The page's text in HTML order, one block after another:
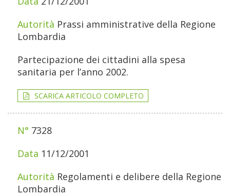
Prassi amministrative della Regione
Lombardia
Partecipazione dei cittadini alla spesa
sanitaria per l’anno 2002.
SCARICA ARTICOLO COMPLETO
7328
11/12/2001
Regolamenti e delibere della Regione
Lombardia